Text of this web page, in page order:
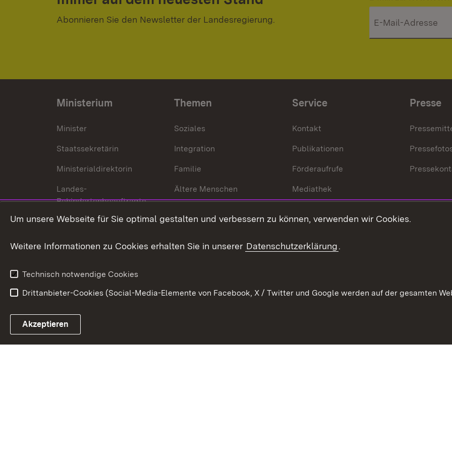
Abonnieren Sie den Newsletter der Landesregierung.
Ministerium
Minister
Staatssekretärin
Ministerialdirektorin
Landes-
Behindertenbeauftragte
Bürgerreferent
Karriere
Themen
Soziales
Integration
Familie
Ältere Menschen
Behinderungen
Bürgerengagement
Service
Kontakt
Publikationen
Förderaufrufe
Mediathek
Presse
Link zum Landesportal
Um unsere Webseite für Sie optimal gestalten und verbessern zu können, verwenden wir Cookies.
Weitere Informationen zu Cookies erhalten Sie in unserer Datenschutzerklärung.
Technisch notwendige Cookies
Drittanbieter-Cookies (Social-Media-Elemente von Facebook, X / Twitter und Google werden auf der gesamten
Akzeptieren